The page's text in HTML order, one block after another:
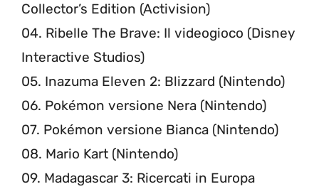
Collector’s Edition (Activision)
04. Ribelle The Brave: Il videogioco (Disney
Interactive Studios)
05. Inazuma Eleven 2: Blizzard (Nintendo)
06. Pokémon versione Nera (Nintendo)
07. Pokémon versione Bianca (Nintendo)
08. Mario Kart (Nintendo)
09. Madagascar 3: Ricercati in Europa